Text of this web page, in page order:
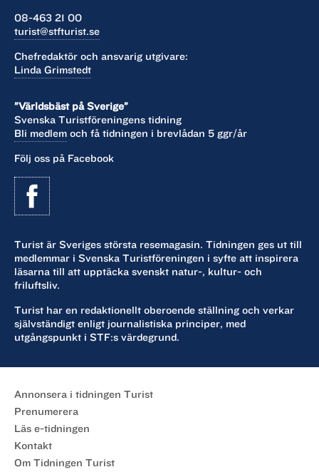
08-463 21 00
turist@stfturist.se
Chefredaktör och ansvarig utgivare:
Linda Grimstedt
”Världsbäst på Sverige”
Svenska Turistföreningens tidning
Bli medlem och få tidningen i brevlådan 5 ggr/år
Följ oss på Facebook
Turist är Sveriges största resemagasin. Tidningen ges ut till
medlemmar i Svenska Turistföreningen i syfte att inspirera
läsarna till att upptäcka svenskt natur-, kultur- och
friluftsliv.
Turist har en redaktionellt oberoende ställning och verkar
självständigt enligt journalistiska principer, med
utgångspunkt i STF:s värdegrund.
Annonsera i tidningen Turist
Prenumerera
Läs e-tidningen
Kontakt
Om Tidningen Turist